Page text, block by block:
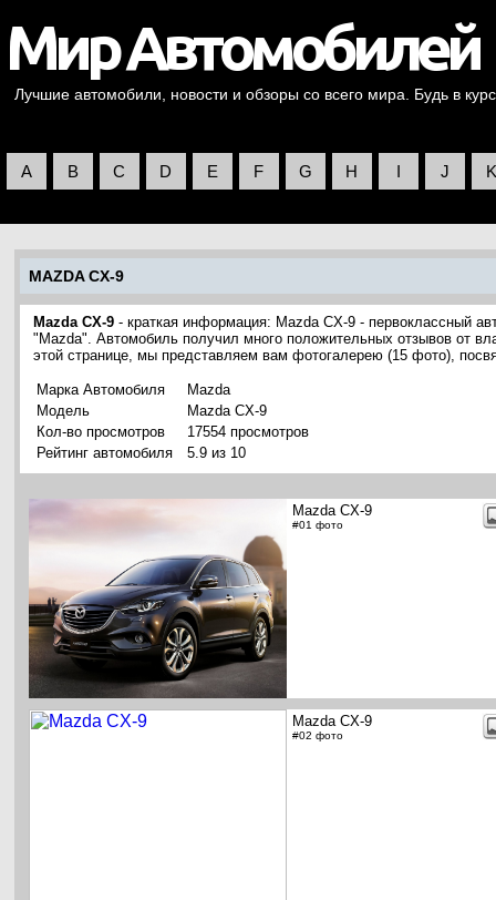
Лучшие автомобили, новости и обзоры со всего мира. Будь в
A B C D E F G H I J K
MAZDA CX-9
Mazda CX-9 - краткая информация: Mazda CX-9 - первоклассный
"Mazda". Автомобиль получил много положительных отзывов от
этой странице, мы представляем вам фотогалерею (15 фото),
Марка Автомобиля
Mazda
Модель
Mazda CX-9
Кол-во просмотров
17554 просмотров
Рейтинг автомобиля
5.9 из 10
Mazda CX-9
#01 фото
Mazda CX-9
#02 фото